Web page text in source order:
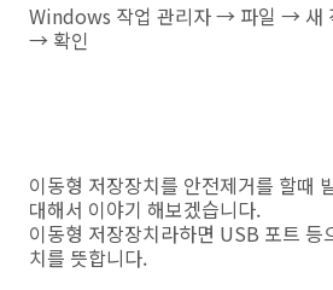
Windows 작업 관리자 → 파일 →
→ 확인
이동형 저장장치를 안전제거를 할때
대해서 이야기 해보겠습니다.
이동형 저장장치라하면 USB 포트 등
치를 뜻합니다.